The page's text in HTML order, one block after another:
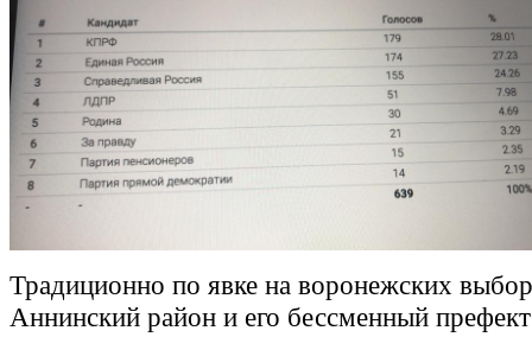
Традиционно по явке на воронежских
Аннинский район и его бессменный